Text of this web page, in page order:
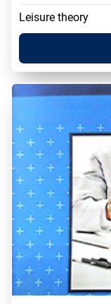
Leisure theory